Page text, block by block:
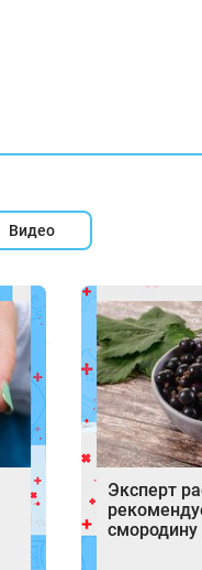
Видео
Эксперт
смородину